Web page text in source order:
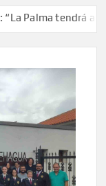
tendrá antes